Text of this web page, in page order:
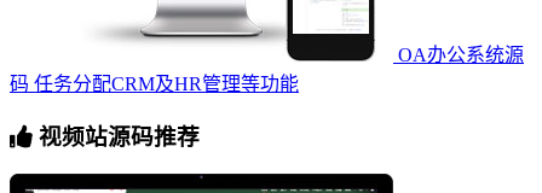
OA办公系统源
码 任务分配CRM及HR管理等功能
视频站源码推荐